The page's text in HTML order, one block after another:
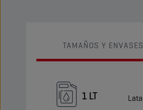
TAMAÑOS Y ENVASES
1 LT Lata